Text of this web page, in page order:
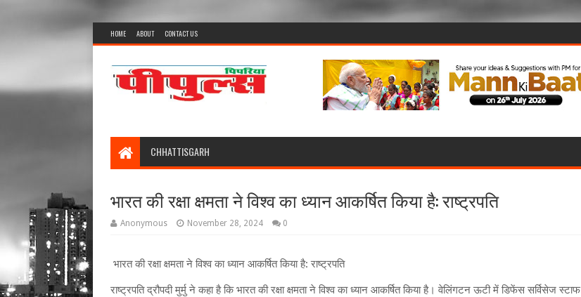
HOME ABOUT CONTACT US
CHHATTISGARH
भारत की रक्षा क्षमता ने विश्‍व का ध्यान आकर्षित किया है: राष्ट्रपति
Anonymous November 28, 2024 0
भारत की रक्षा क्षमता ने विश्‍व का ध्यान आकर्षित किया है: राष्ट्रपति
राष्ट्रपति द्रौपदी मुर्मु ने कहा है कि भारत की रक्षा क्षमता ने विश्‍व का ध्यान आकर्षित किया है। वेलिंगटन ऊटी में डिफेंस सर्विसेज स्टाफ